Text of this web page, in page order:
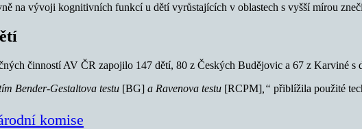
na vývoji kognitivních funkcí u dětí vyrůstajících v oblastech s vyšší mírou
činností AV ČR zapojilo 147 dětí, 80 z Českých Budějovic a 67 z Karviné s
Bender-Gestaltova testu [BG] a Ravenova testu [RCPM] ,“ přiblížila použité
komise